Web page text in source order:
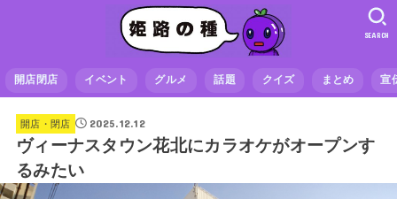
開店閉店 イベント グルメ 話題 クイズ まとめ 宣
SEARCH
開店・閉店 2025.12.12
ヴィーナスタウン花北にカラオケがオープンす
るみたい